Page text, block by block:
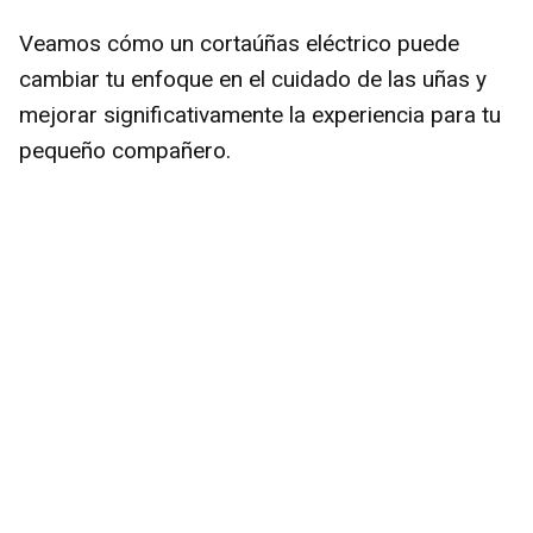
Veamos cómo un cortaúñas eléctrico puede
cambiar tu enfoque en el cuidado de las uñas y
mejorar significativamente la experiencia para tu
pequeño compañero.